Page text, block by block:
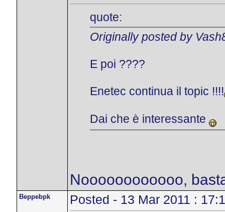
quote:
Originally posted by
E poi ????
Enetec continua il topic !!!!
Dai che è interessante
Noooooooooooo,
Beppebpk Posted - 13 Mar 2011 :